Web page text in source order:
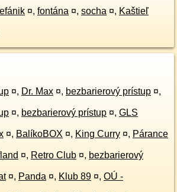
¤, fontána ¤, socha ¤, Kaštieľ
¤, Dr. Max ¤, bezbarierový prístup ¤,
¤, bezbarierový prístup ¤, GLS
¤, BalíkoBOX ¤, King Curry ¤, Párance
¤, Retro Club ¤, bezbarierový
¤, Panda ¤, Klub 89 ¤, OÚ -